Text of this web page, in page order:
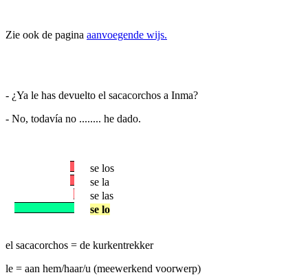
Zie ook de pagina aanvoegende wijs.
- ¿Ya le has devuelto el sacacorchos a Inma?
- No, todavía no ........ he dado.
se los
se la
se las
se lo
el sacacorchos = de kurkentrekker
le = aan hem/haar/u (meewerkend voorwerp)